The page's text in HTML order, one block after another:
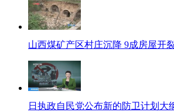
山西煤矿产区村庄沉降 9成房屋开
日执政自民党公布新的防卫计划大